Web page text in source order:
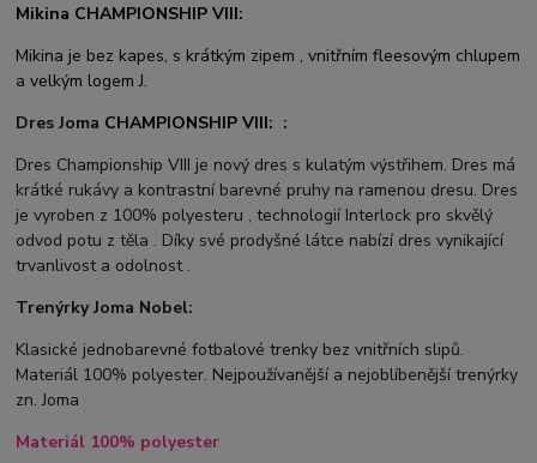
Mikina CHAMPIONSHIP VIII:
Mikina je bez kapes, s krátkým zipem , vnitřním fleesovým chlupem
a velkým logem J.
Dres Joma CHAMPIONSHIP VIII: :
Dres Championship VIII je nový dres s kulatým výstřihem. Dres má
krátké rukávy a kontrastní barevné pruhy na ramenou dresu. Dres
je vyroben z 100% polyesteru , technologií Interlock pro skvělý
odvod potu z těla . Díky své prodyšné látce nabízí dres vynikající
trvanlivost a odolnost .
Trenýrky Joma Nobel:
Klasické jednobarevné fotbalové trenky bez vnitřních slipů.
Materiál 100% polyester. Nejpoužívanější a nejoblíbenější trenýrky
zn. Joma
Materiál 100% polyester